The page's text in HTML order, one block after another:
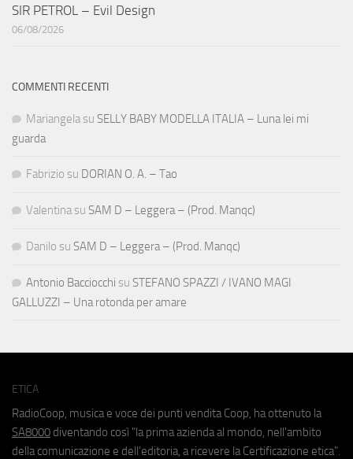
SIR PETROL – Evil Design
06/08/2026
COMMENTI RECENTI
Mariangela su SELLY BABY MODELLA ITALIA – Luna lei mi
guarda
Fabrizio su DORIAN O. A. – Tao
Valentina su SAM D – Leggera – (Prod. Manqc)
Danilo su SAM D – Leggera – (Prod. Manqc)
Antonio Bacciocchi su STEFANO SPAZZI / IVANO MAGI
GALLUZZI – Una rotonda per amare
ETICA
RadioCoop, musica e voce dei punti vendita Coop, ha ottenuto la
SA8000 diventando così "la prima azienda al mondo, nell'ambito
della comunicazione e dell'editoria, a ricevere la Certificazione etica".